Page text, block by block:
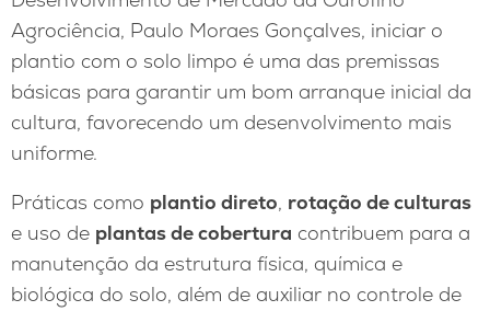
Agrociência, Paulo Moraes Gonçalves, iniciar o
plantio com o solo limpo é uma das premissas
básicas para garantir um bom arranque inicial da
cultura, favorecendo um desenvolvimento mais
uniforme.
Práticas como plantio direto, rotação de culturas
e uso de plantas de cobertura contribuem para a
manutenção da estrutura física, química e
biológica do solo, além de auxiliar no controle de